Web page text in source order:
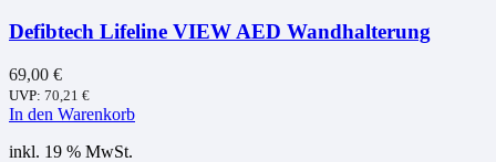
Defibtech Lifeline VIEW AED Wandhalterung
69,00 €
UVP: 70,21 €
In den Warenkorb
inkl. 19 % MwSt.